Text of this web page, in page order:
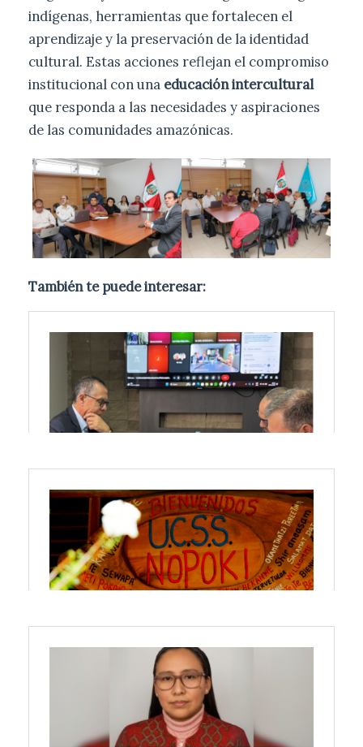
indígenas, herramientas que fortalecen el
aprendizaje y la preservación de la identidad
cultural. Estas acciones reflejan el compromiso
institucional con una educación intercultural
que responda a las necesidades y aspiraciones
de las comunidades amazónicas.
También te puede interesar: